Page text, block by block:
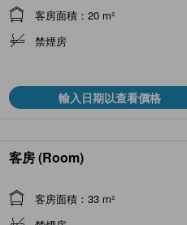
客房面積：20 m²
禁煙房
輸入日期以查看價格
客房 (Room)
客房面積：33 m²